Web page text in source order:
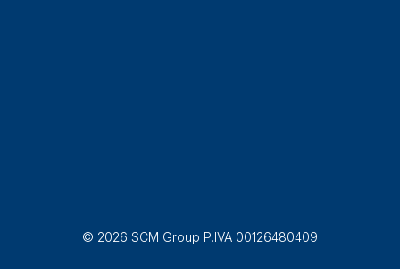
© 2026 SCM Group P.IVA 00126480409